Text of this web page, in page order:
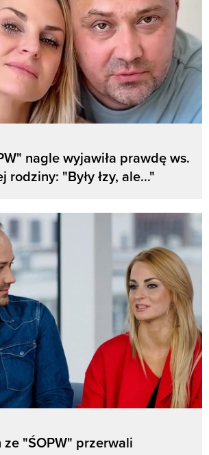
nagle wyjawiła prawdę ws.
rodziny: "Były łzy, ale..."
"ŚOPW" przerwali